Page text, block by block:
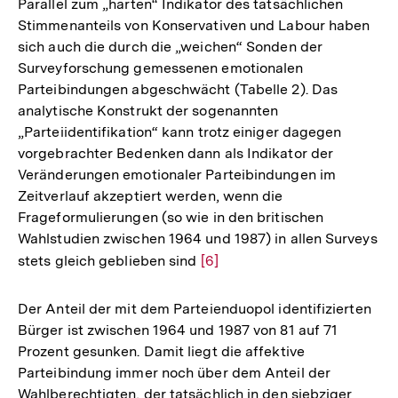
Parallel zum „harten“ Indikator des tatsächlichen
Stimmenanteils von Konservativen und Labour haben
sich auch die durch die „weichen“ Sonden der
Surveyforschung gemessenen emotionalen
Parteibindungen abgeschwächt (Tabelle 2). Das
analytische Konstrukt der sogenannten
„Parteiidentifikation“ kann trotz einiger dagegen
vorgebrachter Bedenken dann als Indikator der
Veränderungen emotionaler Parteibindungen im
Zeitverlauf akzeptiert werden, wenn die
Frageformulierungen (so wie in den britischen
Wahlstudien zwischen 1964 und 1987) in allen Surveys
stets gleich geblieben sind Zur
der
Fußnote
[6]
Der Anteil der mit dem Parteienduopol identifizierten
Bürger ist zwischen 1964 und 1987 von 81 auf 71
Prozent gesunken. Damit liegt die affektive
Parteibindung immer noch über dem Anteil der
Wahlberechtigten, der tatsächlich in den siebziger